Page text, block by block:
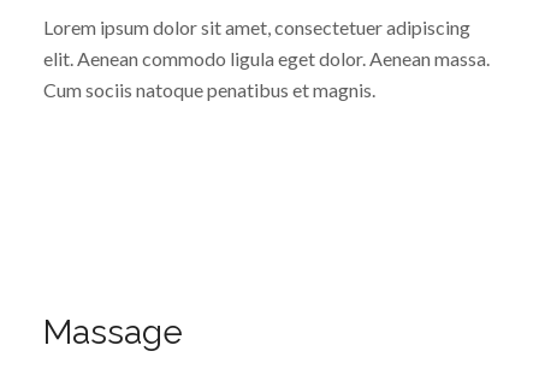
Lorem ipsum dolor sit amet, consectetuer adipiscing
elit. Aenean commodo ligula eget dolor. Aenean massa.
Cum sociis natoque penatibus et magnis.
Massage